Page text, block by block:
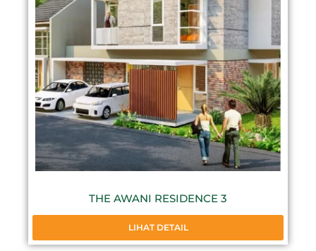
THE AWANI RESIDENCE 3
LIHAT DETAIL